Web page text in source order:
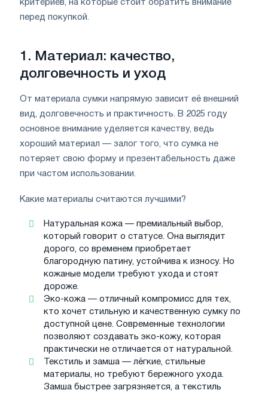
критериев, на которые стоит обратить внимание
перед покупкой.
1. Материал: качество,
долговечность и уход
От материала сумки напрямую зависит её внешний
вид, долговечность и практичность. В 2025 году
основное внимание уделяется качеству, ведь
хороший материал — залог того, что сумка не
потеряет свою форму и презентабельность даже
при частом использовании.
Какие материалы считаются лучшими?
Натуральная кожа — премиальный выбор,
который говорит о статусе. Она выглядит
дорого, со временем приобретает
благородную патину, устойчива к износу. Но
кожаные модели требуют ухода и стоят
дороже.
Эко-кожа — отличный компромисс для тех,
кто хочет стильную и качественную сумку по
доступной цене. Современные технологии
позволяют создавать эко-кожу, которая
практически не отличается от натуральной.
Текстиль и замша — лёгкие, стильные
материалы, но требуют бережного ухода.
Замша быстрее загрязняется, а текстиль